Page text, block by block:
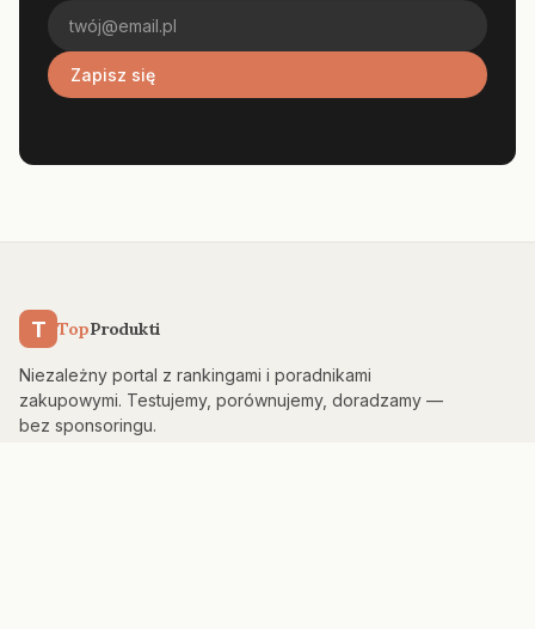
Zapisz się
T TopProdukti
Niezależny portal z rankingami i poradnikami
zakupowymi. Testujemy, porównujemy, doradzamy —
bez sponsoringu.